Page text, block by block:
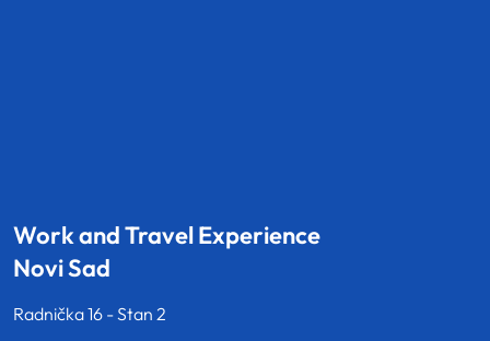
Work and Travel Experience
Novi Sad
Radnička 16 - Stan 2